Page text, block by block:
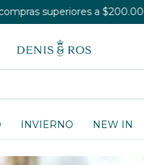
superiores a $200.000
INVIERNO NEW IN